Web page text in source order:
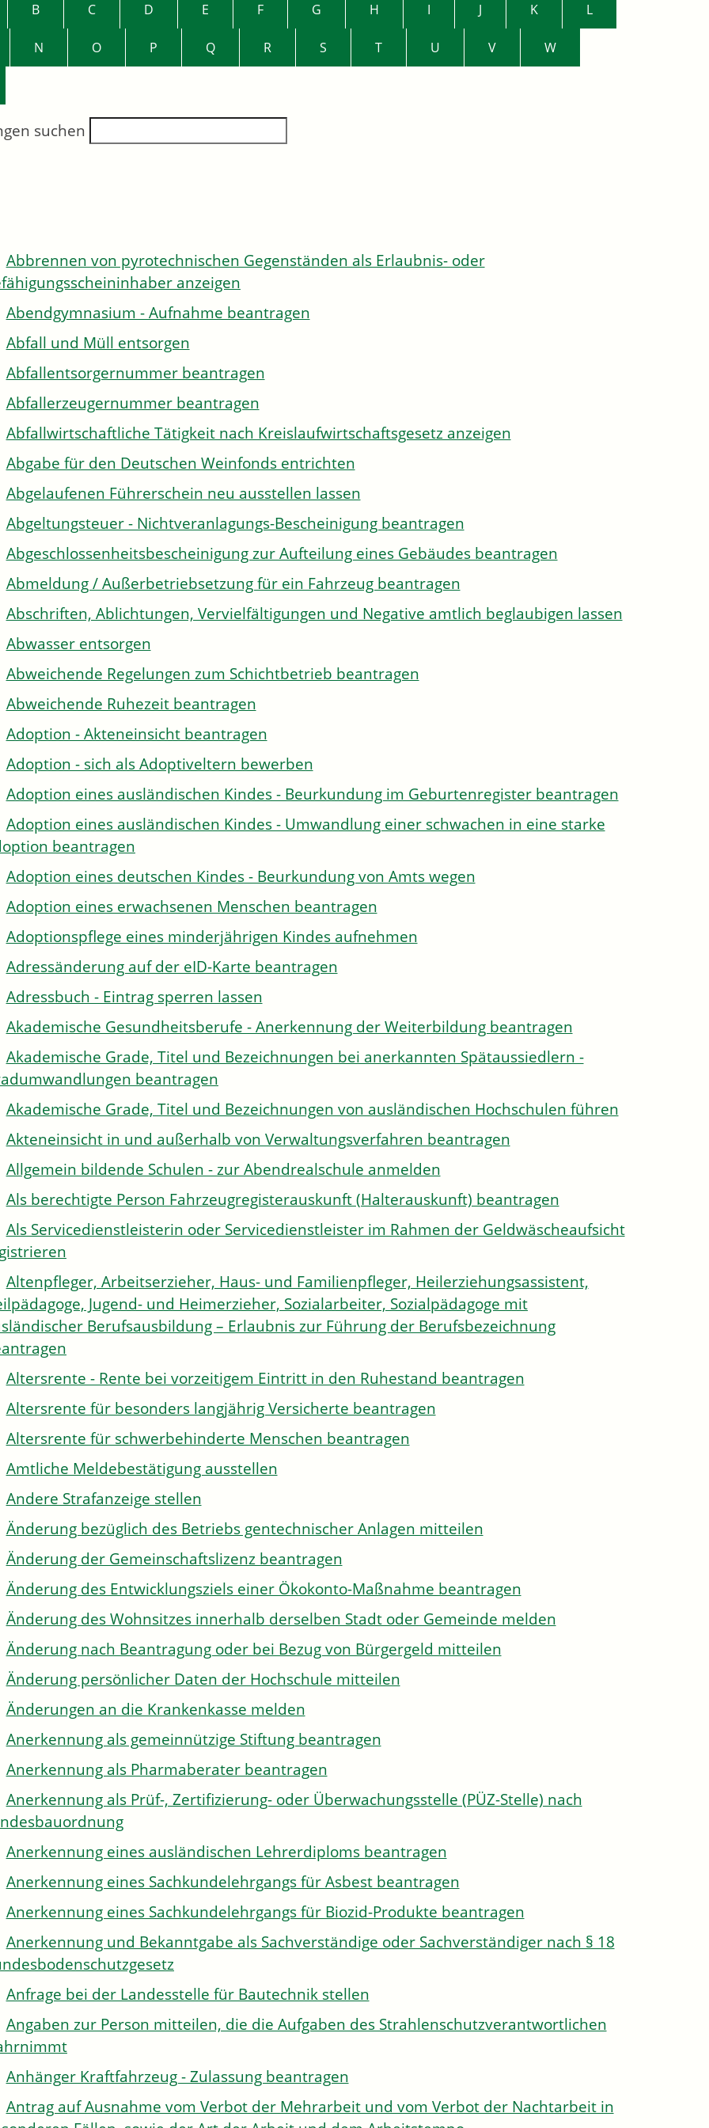
B C D E F G H I J K L
N O P Q R S T U V W
suchen
Abbrennen von pyrotechnischen Gegenständen als Erlaubnis- oder
anzeigen
Abendgymnasium - Aufnahme beantragen
Abfall und Müll entsorgen
Abfallentsorgernummer beantragen
Abfallerzeugernummer beantragen
Abfallwirtschaftliche Tätigkeit nach Kreislaufwirtschaftsgesetz anzeigen
Abgabe für den Deutschen Weinfonds entrichten
Abgelaufenen Führerschein neu ausstellen lassen
Abgeltungsteuer - Nichtveranlagungs-Bescheinigung beantragen
Abgeschlossenheitsbescheinigung zur Aufteilung eines Gebäudes beantragen
Abmeldung / Außerbetriebsetzung für ein Fahrzeug beantragen
Abschriften, Ablichtungen, Vervielfältigungen und Negative amtlich beglaubigen lassen
Abwasser entsorgen
Abweichende Regelungen zum Schichtbetrieb beantragen
Abweichende Ruhezeit beantragen
Adoption - Akteneinsicht beantragen
Adoption - sich als Adoptiveltern bewerben
Adoption eines ausländischen Kindes - Beurkundung im Geburtenregister beantragen
Adoption eines ausländischen Kindes - Umwandlung einer schwachen in eine starke
beantragen
Adoption eines deutschen Kindes - Beurkundung von Amts wegen
Adoption eines erwachsenen Menschen beantragen
Adoptionspflege eines minderjährigen Kindes aufnehmen
Adressänderung auf der eID-Karte beantragen
Adressbuch - Eintrag sperren lassen
Akademische Gesundheitsberufe - Anerkennung der Weiterbildung beantragen
Akademische Grade, Titel und Bezeichnungen bei anerkannten Spätaussiedlern -
beantragen
Akademische Grade, Titel und Bezeichnungen von ausländischen Hochschulen führen
Akteneinsicht in und außerhalb von Verwaltungsverfahren beantragen
Allgemein bildende Schulen - zur Abendrealschule anmelden
Als berechtigte Person Fahrzeugregisterauskunft (Halterauskunft) beantragen
Als Servicedienstleisterin oder Servicedienstleister im Rahmen der Geldwäscheaufsicht
Altenpfleger, Arbeitserzieher, Haus- und Familienpfleger, Heilerziehungsassistent,
Jugend- und Heimerzieher, Sozialarbeiter, Sozialpädagoge mit
Berufsausbildung – Erlaubnis zur Führung der Berufsbezeichnung
Altersrente - Rente bei vorzeitigem Eintritt in den Ruhestand beantragen
Altersrente für besonders langjährig Versicherte beantragen
Altersrente für schwerbehinderte Menschen beantragen
Amtliche Meldebestätigung ausstellen
Andere Strafanzeige stellen
Änderung bezüglich des Betriebs gentechnischer Anlagen mitteilen
Änderung der Gemeinschaftslizenz beantragen
Änderung des Entwicklungsziels einer Ökokonto-Maßnahme beantragen
Änderung des Wohnsitzes innerhalb derselben Stadt oder Gemeinde melden
Änderung nach Beantragung oder bei Bezug von Bürgergeld mitteilen
Änderung persönlicher Daten der Hochschule mitteilen
Änderungen an die Krankenkasse melden
Anerkennung als gemeinnützige Stiftung beantragen
Anerkennung als Pharmaberater beantragen
Anerkennung als Prüf-, Zertifizierung- oder Überwachungsstelle (PÜZ-Stelle) nach
Anerkennung eines ausländischen Lehrerdiploms beantragen
Anerkennung eines Sachkundelehrgangs für Asbest beantragen
Anerkennung eines Sachkundelehrgangs für Biozid-Produkte beantragen
Anerkennung und Bekanntgabe als Sachverständige oder Sachverständiger nach § 18
Anfrage bei der Landesstelle für Bautechnik stellen
Angaben zur Person mitteilen, die die Aufgaben des Strahlenschutzverantwortlichen
Anhänger Kraftfahrzeug - Zulassung beantragen
Antrag auf Ausnahme vom Verbot der Mehrarbeit und vom Verbot der Nachtarbeit in